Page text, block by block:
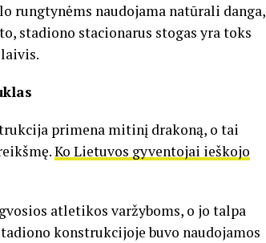
rungtynėms naudojama natūrali danga,
stadiono stacionarus stogas yra toks
primena mitinį drakoną, o tai
Ko Lietuvos gyventojai ieškojo
atletikos varžyboms, o jo talpa
konstrukcijoje buvo naudojamos